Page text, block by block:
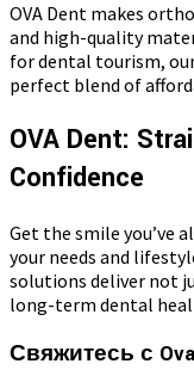
OVA Dent makes
and high-quality
for dental tourism,
perfect blend of
OVA Dent:
Confidence
Get the smile you’ve
your needs and
solutions deliver not
long-term dental
Свяжитесь с